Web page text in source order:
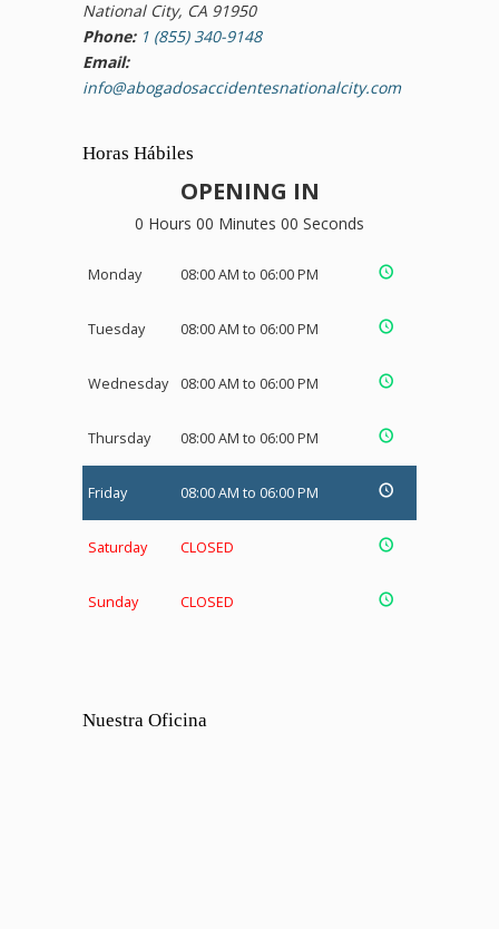
National City, CA 91950
Phone: 1 (855) 340-9148
Email:
info@abogadosaccidentesnationalcity.com
Horas Hábiles
OPENING IN
0 Hours 00 Minutes 00 Seconds
Monday 08:00 AM to 06:00 PM
Tuesday 08:00 AM to 06:00 PM
Wednesday 08:00 AM to 06:00 PM
Thursday 08:00 AM to 06:00 PM
Friday 08:00 AM to 06:00 PM
Saturday CLOSED
Sunday CLOSED
Nuestra Oficina